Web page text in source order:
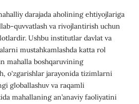
darajada aholining ehtiyojlariga
quvvatlash va rivojlantirish uchun
Ushbu institutlar davlat va
mustahkamlashda katta rol
mahalla boshqaruvining
o'zgarishlar jarayonida tizimlarni
globallashuv va raqamli
mahallaning an’anaviy faoliyatini